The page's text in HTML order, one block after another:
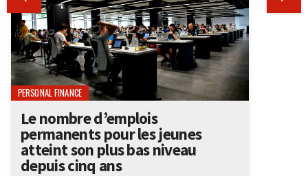
PERSONAL FINANCE
Le nombre d’emplois
permanents pour les jeunes
atteint son plus bas niveau
depuis cinq ans